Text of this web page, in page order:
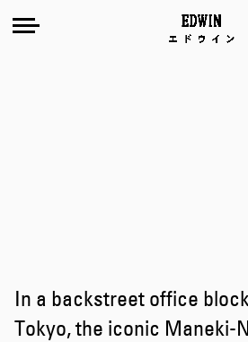
In a backstreet office
Tokyo, the iconic Maneki-